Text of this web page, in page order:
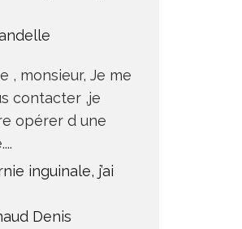
, monsieur, Je me
contacter ,je
opérer d une
inguinale, j’ai
Denis